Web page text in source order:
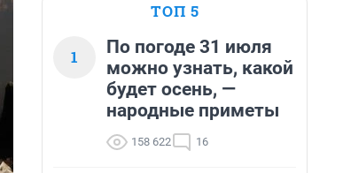
ТОП 5
1
По погоде 31 июля
можно узнать, какой
будет осень, —
народные приметы
158 622 16